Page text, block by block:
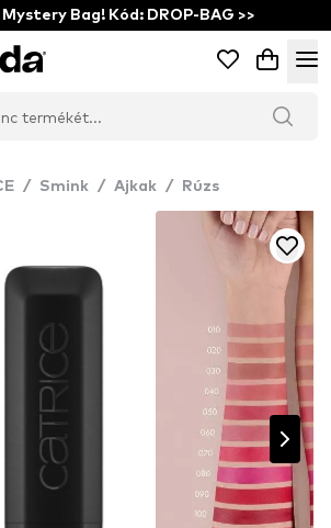
Mystery Bag! Kód: DROP-BAG >>
/ Smink / Ajkak / Rúzs